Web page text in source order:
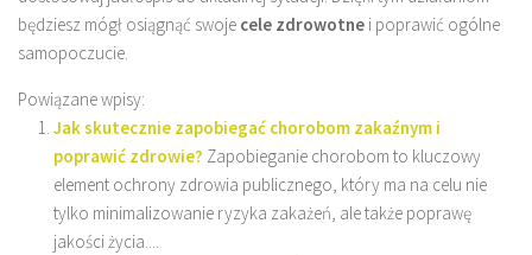
będziesz mógł osiągnąć swoje cele zdrowotne i poprawić ogólne
samopoczucie.
Powiązane wpisy:
Jak skutecznie zapobiegać chorobom zakaźnym i
poprawić zdrowie? Zapobieganie chorobom to kluczowy
element ochrony zdrowia publicznego, który ma na celu nie
tylko minimalizowanie ryzyka zakażeń, ale także poprawę
jakości życia....